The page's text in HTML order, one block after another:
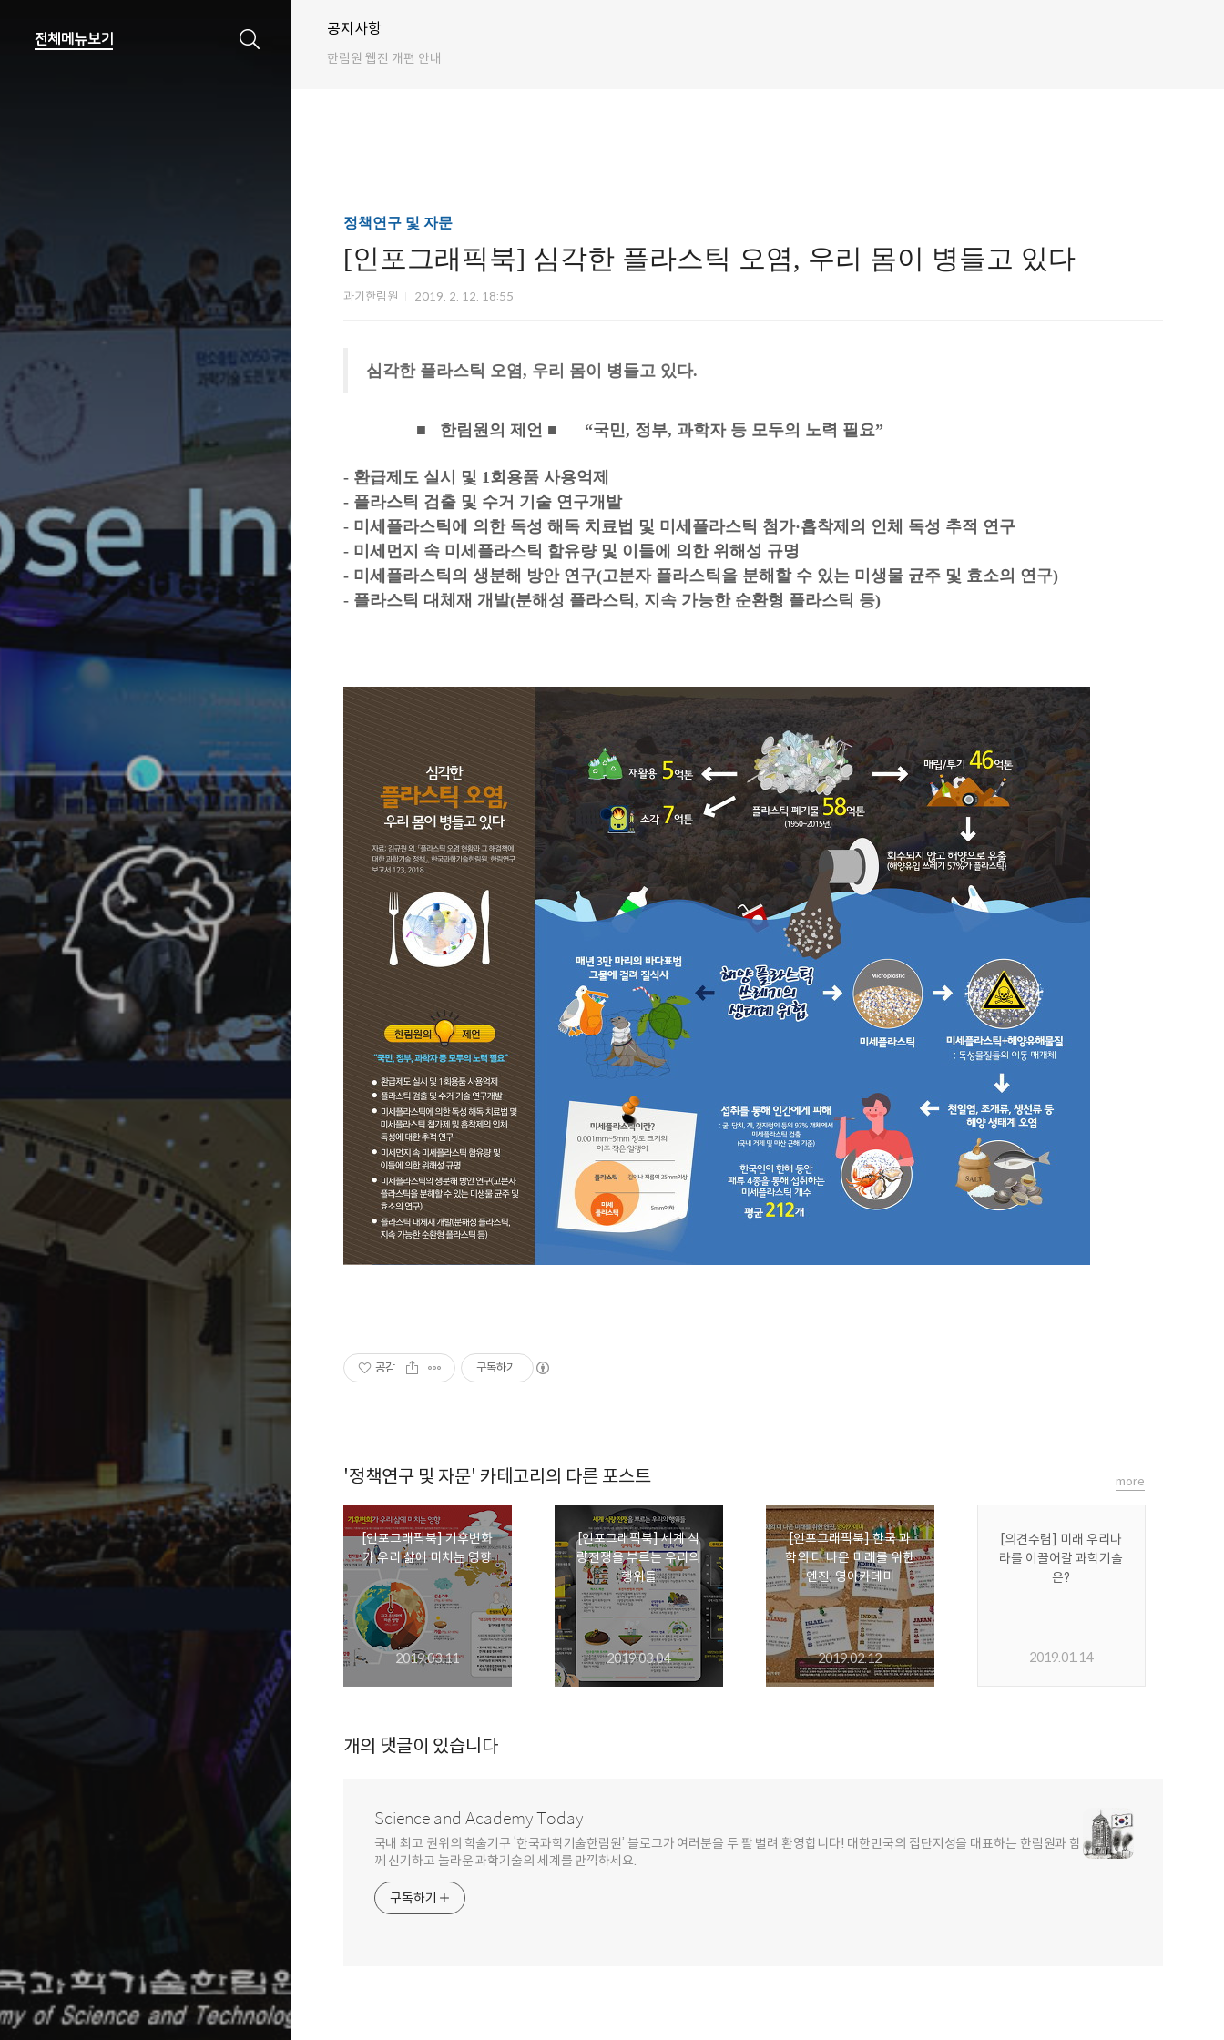
공지사항
한림원 웹진 개편 안내
정책연구 및 자문
[인포그래픽북] 심각한 플라스틱 오염, 우리 몸이 병들고 있다
과기한림원 2019. 2. 12. 18:55
심각한 플라스틱 오염, 우리 몸이 병들고 있다.
■ 한림원의 제언 ■ “국민, 정부, 과학자 등 모두의 노력 필요”
- 환급제도 실시 및 1회용품 사용억제
- 플라스틱 검출 및 수거 기술 연구개발
- 미세플라스틱에 의한 독성 해독 치료법 및 미세플라스틱 첨가·흡착제의 인체 독성 추적 연구
- 미세먼지 속 미세플라스틱 함유량 및 이들에 의한 위해성 규명
- 미세플라스틱의 생분해 방안 연구(고분자 플라스틱을 분해할 수 있는 미생물 균주 및 효소의 연구)
- 플라스틱 대체재 개발(분해성 플라스틱, 지속 가능한 순환형 플라스틱 등)
공감 구독하기
'정책연구 및 자문' 카테고리의 다른 포스트
[인포그래픽북] 기후변화
가 우리 삶에 미치는 영향
2019.03.11
[인포그래픽북] 세계 식
량전쟁을 부르는 우리의
행위들
2019.03.04
[인포그래픽북] 한국 과
학의 더 나은 미래를 위한
엔진, 영아카데미
2019.02.12
[의견수렴] 미래 우리나
라를 이끌어갈 과학기술
은?
2019.01.14
more
개의 댓글이 있습니다
Science and Academy Today
국내 최고 권위의 학술기구 ‘한국과학기술한림원’ 블로그가 여러분을 두 팔 벌려 환영합니다! 대한민국의 집단지성을 대표하는 한림원과 함
께 신기하고 놀라운 과학기술의 세계를 만끽하세요.
구독하기